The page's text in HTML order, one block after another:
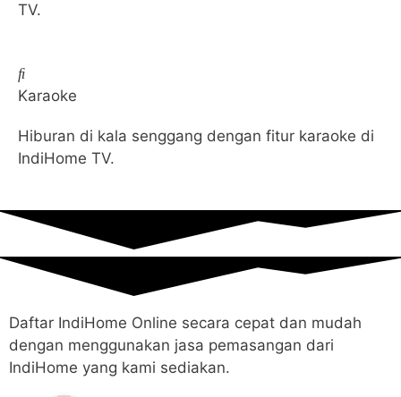
TV.
Karaoke
Hiburan di kala senggang dengan fitur karaoke di
IndiHome TV.
Daftar IndiHome Online secara cepat dan mudah
dengan menggunakan jasa pemasangan dari
IndiHome yang kami sediakan.